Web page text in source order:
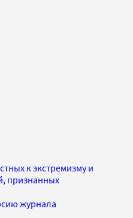
к экстремизму и
признанных
журнала